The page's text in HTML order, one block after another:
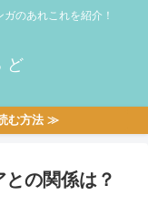
のあれこれを紹介！
ど
む方法 ≫
との関係は？